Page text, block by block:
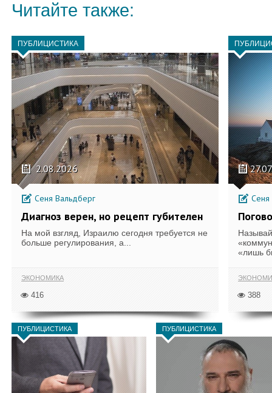
Читайте также:
ПУБЛИЦИСТИКА
2.08.2026
Сеня Вальдберг
Диагноз верен, но рецепт губителен
На мой взгляд, Израилю сегодня требуется не
больше регулирования, а...
ЭКОНОМИКА
416
Сеня
«лишь
388
ПУБЛИЦИСТИКА ПУБЛИЦИСТИКА